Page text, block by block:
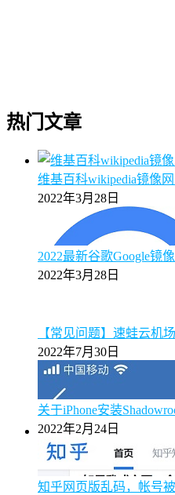
热门文章
维基百科wikipedia镜像
2022年3月28日
2022最新谷歌Google镜
2022年3月28日
【常见问题】速蛙云机
2022年7月30日
关于iPhone安装
2022年2月24日
知乎网页版乱码，帐号被